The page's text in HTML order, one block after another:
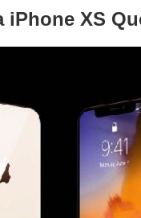
XS